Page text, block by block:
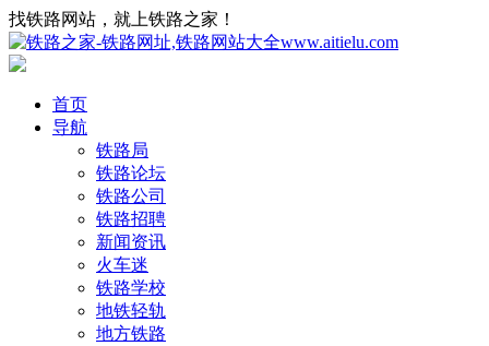
找铁路网站，就上铁路之家！
首页
导航
铁路局
铁路论坛
铁路公司
铁路招聘
新闻资讯
火车迷
铁路学校
地铁轻轨
地方铁路